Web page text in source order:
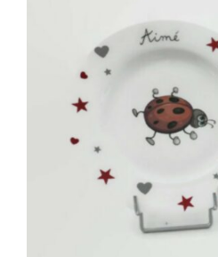
AJOUTER AU PANIER